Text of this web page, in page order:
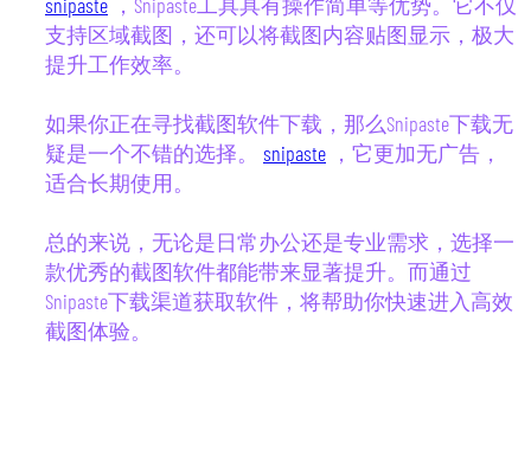
支持区域截图，还可以将截图内容贴图显示，极大
提升工作效率。
如果你正在寻找截图软件下载，那么Snipaste下载无
疑是一个不错的选择。 snipaste ，它更加无广告，
适合长期使用。
总的来说，无论是日常办公还是专业需求，选择一
款优秀的截图软件都能带来显著提升。而通过
Snipaste下载渠道获取软件，将帮助你快速进入高效
截图体验。